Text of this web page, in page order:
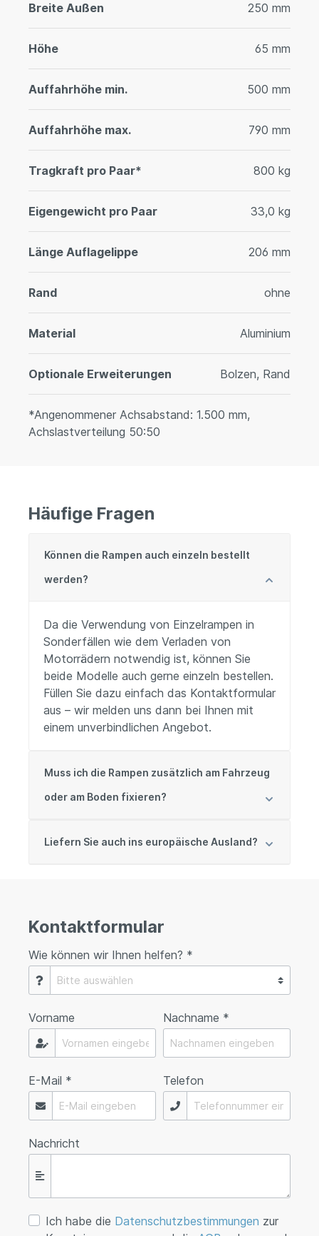
Breite Außen 250 mm
Höhe 65 mm
Auffahrhöhe min. 500 mm
Auffahrhöhe max. 790 mm
Tragkraft pro Paar* 800 kg
Eigengewicht pro Paar 33,0 kg
Länge Auflagelippe 206 mm
Rand ohne
Material Aluminium
Optionale Erweiterungen Bolzen, Rand
*Angenommener Achsabstand: 1.500 mm,
Achslastverteilung 50:50
Häufige Fragen
Können die Rampen auch einzeln bestellt
werden?
Da die Verwendung von Einzelrampen in
Sonderfällen wie dem Verladen von
Motorrädern notwendig ist, können Sie
beide Modelle auch gerne einzeln bestellen.
Füllen Sie dazu einfach das Kontaktformular
aus – wir melden uns dann bei Ihnen mit
einem unverbindlichen Angebot.
Muss ich die Rampen zusätzlich am Fahrzeug
oder am Boden fixieren?
Liefern Sie auch ins europäische Ausland?
Kontaktformular
Wie können wir Ihnen helfen? *
Vorname Nachname *
E-Mail * Telefon
Nachricht
Ich habe die Datenschutzbestimmungen zur